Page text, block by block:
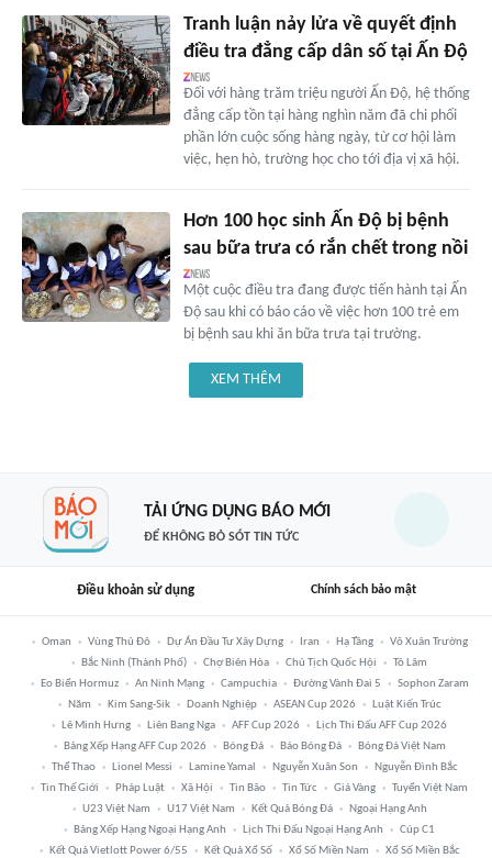
Tranh luận nảy lửa về quyết định
điều tra đẳng cấp dân số tại Ấn Độ
Đối với hàng trăm triệu người Ấn Độ, hệ thống
đẳng cấp tồn tại hàng nghìn năm đã chi phối
phần lớn cuộc sống hàng ngày, từ cơ hội làm
việc, hẹn hò, trường học cho tới địa vị xã hội.
Hơn 100 học sinh Ấn Độ bị bệnh
sau bữa trưa có rắn chết trong nồi
Một cuộc điều tra đang được tiến hành tại Ấn
Độ sau khi có báo cáo về việc hơn 100 trẻ em
bị bệnh sau khi ăn bữa trưa tại trường.
XEM THÊM
TẢI ỨNG DỤNG BÁO MỚI
ĐỂ KHÔNG BỎ SÓT TIN TỨC
Điều khoản sử dụng Chính sách bảo mật
Oman Vùng Thủ Đô Dự Án Đầu Tư Xây Dựng Iran Hạ Tầng
Võ Xuân Trường
Bắc Ninh (thành Phố)
Chợ Biên Hòa Chủ Tịch Quốc Hội
Tô Lâm
Eo Biển Hormuz
An Ninh Mạng Campuchia Đường Vành Đai 5
Sophon Zaram
Năm
Kim Sang-Sik Doanh Nghiệp ASEAN Cup 2026
Luật Kiến Trúc
Lê Minh Hưng
Liên Bang Nga AFF Cup 2026
Lịch Thi Đấu AFF Cup 2026
Bảng Xếp Hạng AFF Cup 2026
Bóng Đá Báo Bóng Đá
Bóng Đá Việt Nam
Thể Thao
Lionel Messi Lamine Yamal Nguyễn Xuân Son
Nguyễn Đình Bắc
Tin Thế Giới
Pháp Luật Xã Hội Tin Bão Tin Tức Giá Vàng
Tuyển Việt Nam
U23 Việt Nam
U17 Việt Nam Kết Quả Bóng Đá
Ngoại Hạng Anh
Bảng Xếp Hạng Ngoại Hạng Anh
Lịch Thi Đấu Ngoại Hạng Anh
Cúp C1
Kết Quả Vietlott Power 6/55
Kết Quả Xổ Số Xổ Số Miền Nam Xổ Số Miền Bắc